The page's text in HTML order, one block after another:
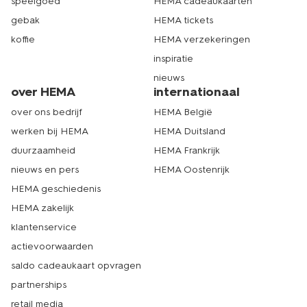
gebak
koffie
HEMA tickets
HEMA verzekeringen
inspiratie
nieuws
over HEMA
over ons bedrijf
werken bij HEMA
duurzaamheid
nieuws en pers
HEMA geschiedenis
HEMA zakelijk
klantenservice
actievoorwaarden
saldo cadeaukaart opvragen
partnerships
retail media
internationaal
HEMA België
HEMA Duitsland
HEMA Frankrijk
HEMA Oostenrijk